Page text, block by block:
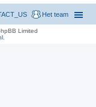
Het team
Limited
.